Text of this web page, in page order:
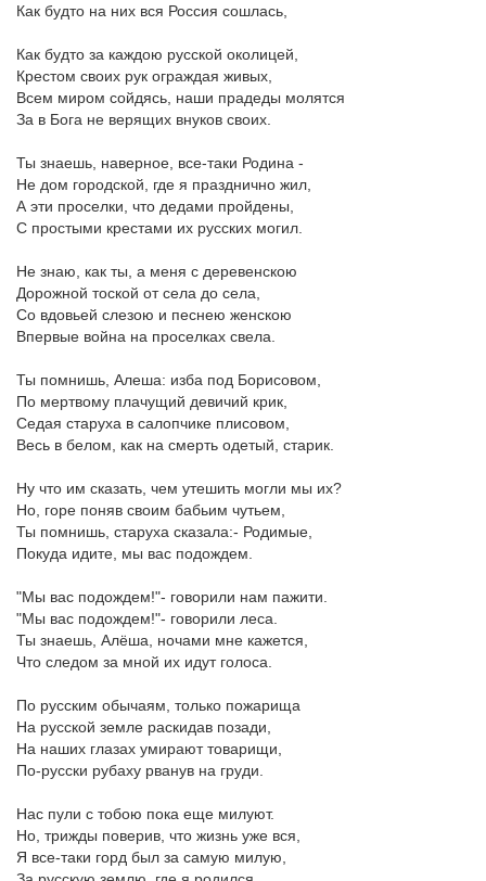
Как будто на них вся Россия сошлась,
Как будто за каждою русской околицей,
Крестом своих рук ограждая живых,
Всем миром сойдясь, наши прадеды молятся
За в Бога не верящих внуков своих.
Ты знаешь, наверное, все-таки Родина -
Не дом городской, где я празднично жил,
А эти проселки, что дедами пройдены,
С простыми крестами их русских могил.
Не знаю, как ты, а меня с деревенскою
Дорожной тоской от села до села,
Со вдовьей слезою и песнею женскою
Впервые война на проселках свела.
Ты помнишь, Алеша: изба под Борисовом,
По мертвому плачущий девичий крик,
Седая старуха в салопчике плисовом,
Весь в белом, как на смерть одетый, старик.
Ну что им сказать, чем утешить могли мы их?
Но, горе поняв своим бабьим чутьем,
Ты помнишь, старуха сказала:- Родимые,
Покуда идите, мы вас подождем.
"Мы вас подождем!"- говорили нам пажити.
"Мы вас подождем!"- говорили леса.
Ты знаешь, Алёша, ночами мне кажется,
Что следом за мной их идут голоса.
По русским обычаям, только пожарища
На русской земле раскидав позади,
На наших глазах умирают товарищи,
По-русски рубаху рванув на груди.
Нас пули с тобою пока еще милуют.
Но, трижды поверив, что жизнь уже вся,
Я все-таки горд был за самую милую,